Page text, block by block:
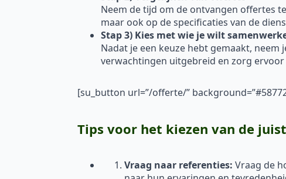
Neem de tijd om de ontvangen offertes
maar ook op de specificaties van de
Stap 3) Kies met wie je wilt
Nadat je een keuze hebt gemaakt,
verwachtingen uitgebreid en zorg
[su_button url=”/offerte/”
Tips voor het kiezen van de
Vraag naar referenties: Vraag de